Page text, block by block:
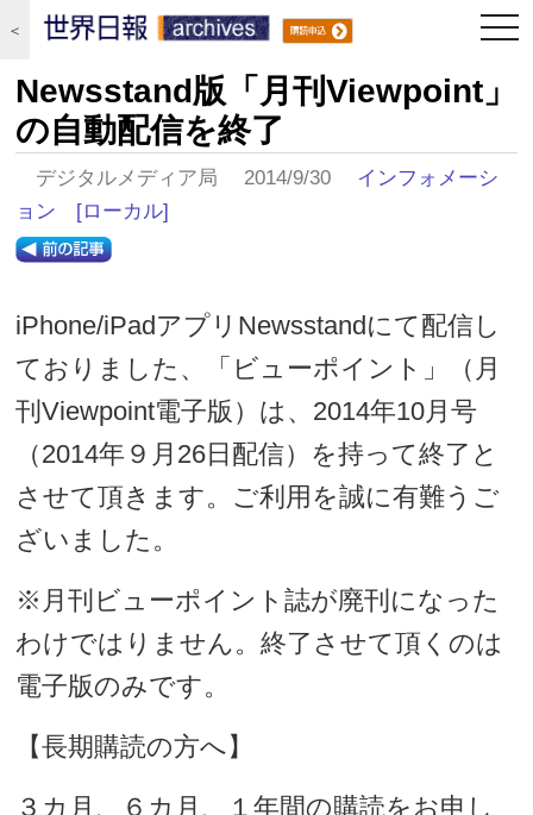
＜
Newsstand版「月刊Viewpoint」
の自動配信を終了
デジタルメディア局 2014/9/30 インフォメーシ
ョン
[ローカル]
iPhone/iPadアプリNewsstandにて配信し
ておりました、「ビューポイント」（月
刊Viewpoint電子版）は、2014年10月号
（2014年９月26日配信）を持って終了と
させて頂きます。ご利用を誠に有難うご
ざいました。
※月刊ビューポイント誌が廃刊になった
わけではりません。終了させて頂くのは
電子版のみです。
【長期購読の方へ】
３カ月、６カ月、１年間の購読をお申し